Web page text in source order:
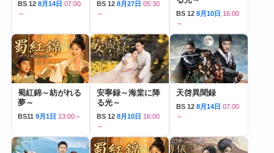
BS 12 8月14日 07:00
～
BS 12 8月27日 05:30
～
BS 12 8月10日 16:00
～
蜀紅錦～紡がれる
夢～
BS11 9月1日 13:00～
安寧録～海棠に降
る光～
BS 12 8月10日 16:00
～
天啓異聞録
BS 12 8月14日 07:00
～